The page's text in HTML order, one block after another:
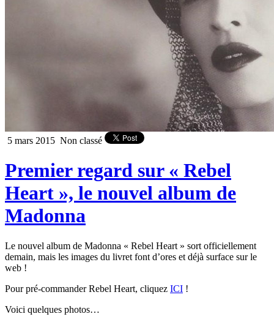
5 mars 2015 Non classé
Premier regard sur « Rebel
Heart », le nouvel album de
Madonna
Le nouvel album de Madonna « Rebel Heart » sort officiellement
demain, mais les images du livret font d’ores et déjà surface sur le
web !
Pour pré-commander Rebel Heart, cliquez ICI !
Voici quelques photos…